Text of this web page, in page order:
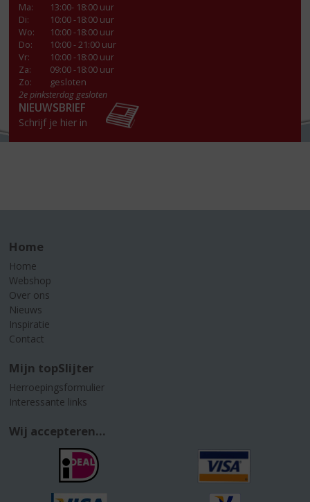
Ma:
13:00- 18:00 uur
Di:
10:00 -18:00 uur
Wo:
10:00 -18:00 uur
Do:
10:00 - 21:00 uur
Vr:
10:00 -18:00 uur
Za:
09:00 -18:00 uur
Zo:
gesloten
2e pinksterdag gesloten
NIEUWSBRIEF
Schrijf je hier in
Home
Home
Webshop
Over ons
Nieuws
Inspiratie
Contact
Mijn topSlijter
Herroepingsformulier
Interessante links
Wij accepteren...